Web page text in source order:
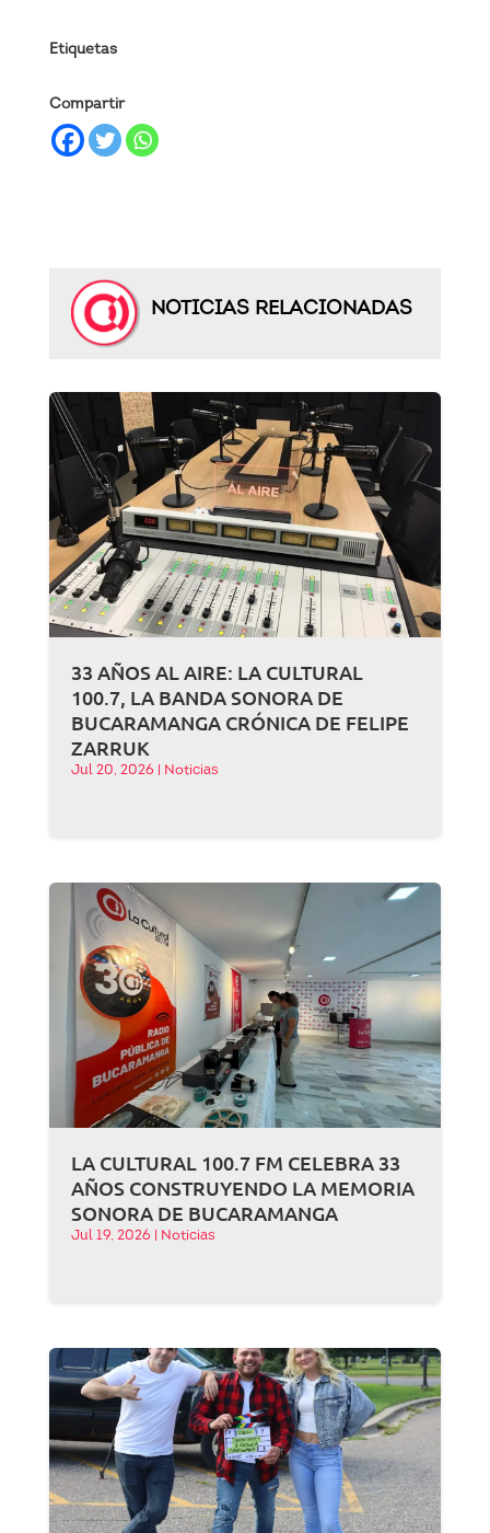
Etiquetas
Compartir
NOTICIAS RELACIONADAS
33 AÑOS AL AIRE: LA CULTURAL
100.7, LA BANDA SONORA DE
BUCARAMANGA CRÓNICA DE FELIPE
ZARRUK
Jul 20, 2026 Noticias
LA CULTURAL 100.7 FM CELEBRA 33
AÑOS CONSTRUYENDO LA MEMORIA
SONORA DE BUCARAMANGA
Jul 19, 2026 Noticias